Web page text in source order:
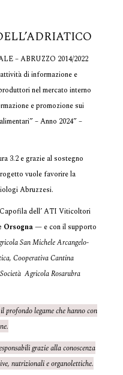
– ABRUZZO 2014/2022
di informazione e
nel mercato interno
e promozione sui
– Anno 2024” –
3.2 e grazie al sostegno
vuole favorire la
Abruzzesi.
dell’ ATI Viticoltori
Orsogna— e con il supporto
San Michele Arcangelo-
Cooperativa Cantina
Agricola Rosarubra
legame che hanno con
grazie alla conoscenza
nutrizionali e organolettiche.